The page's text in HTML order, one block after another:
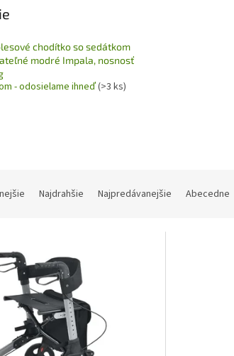
chodítko so sedátkom
modré Impala, nosnosť
- odosielame ihneď(>3 ks)
Najdrahšie Najpredávanejšie Abecedne